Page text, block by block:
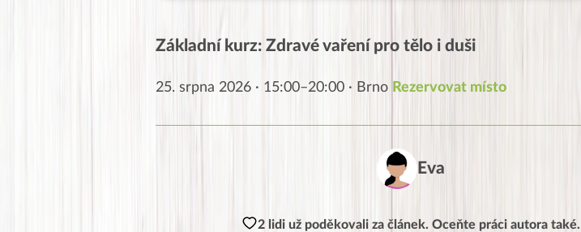
Základní kurz: Zdravé vaření pro tělo i duši
25. srpna 2026 · 15:00–20:00 · Brno Rezervovat místo
Eva
2 lidi už poděkovali za článek. Oceňte práci autora také.